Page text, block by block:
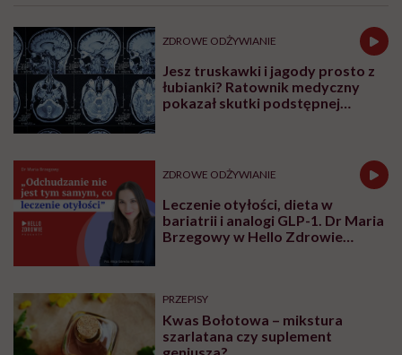
„Można chudnąć, jedząc w Maku, można
chudnąć, jedząc Oreo, można chudnąć, jedząc
słodycze. Można, ale to niekoniecznie
oznacza, że to jest optymalne” – mówi
dietetyk Radosław Smolik, twórca profilu
Dietetyka Oparta na Faktach, tłumacząc,
dlaczego sama kontrola kalorii nie
wystarczy, by być zdrowym. Gość Karoliny
Wierzbińskiej wyjaśnia, czym jest żywność
wysokoprzetworzona, nazywana też
żywnością ultraprzetworzoną (UPF).